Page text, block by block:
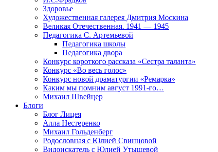
Здоровье
Художественная галерея Дмитрия Москина
Великая Отечественная. 1941 — 1945
Педагогика С. Артемьевой
Педагогика школы
Педагогика двора
Конкурс короткого рассказа «Сестра таланта»
Конкурс «Во весь голос»
Конкурс новой драматургии «Ремарка»
Каким мы помним август 1991-го…
Михаил Швейцер
Блоги
Блог Лицея
Алла Нестеренко
Михаил Гольденберг
Родословная с Юлией Свинцовой
Видоискатель с Юлией Утышевой